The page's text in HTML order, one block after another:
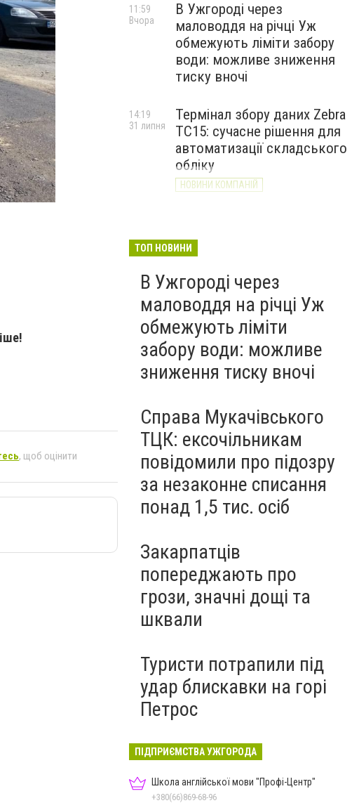
, щоб оцінити
В Ужгороді через
маловоддя на річці Уж
обмежують ліміти забору
води: можливе зниження
тиску вночі
11:59
Вчора
Термінал збору даних Zebra
TC15: сучасне рішення для
автоматизації складського
обліку
НОВИНИ КОМПАНІЙ
14:19
31 липня
ТОП НОВИНИ
В Ужгороді через
маловоддя на річці Уж
обмежують ліміти
забору води: можливе
зниження тиску вночі
Справа Мукачівського
ТЦК: ексочільникам
повідомили про підозру
за незаконне списання
понад 1,5 тис. осіб
Закарпатців
попереджають про
грози, значні дощі та
шквали
Туристи потрапили під
удар блискавки на горі
Петрос
ПІДПРИЄМСТВА УЖГОРОДА
Школа англійської мови "Профі-Центр"
+380(66)869-68-96